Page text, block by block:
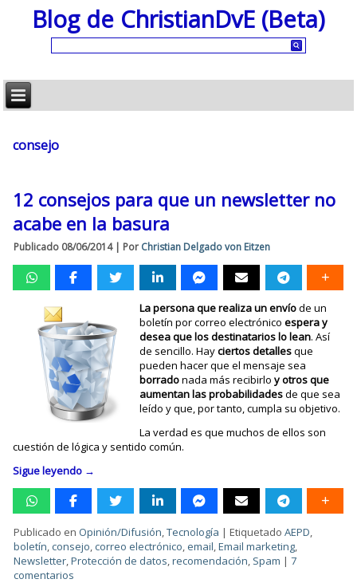
Blog de ChristianDvE (Beta)
consejo
12 consejos para que un newsletter no
acabe en la basura
Publicado 08/06/2014| Por Christian Delgado von Eitzen
La persona que realiza un envíode un
boletín por correo electrónico espera y
desea que los destinatarios lo lean. Así
de sencillo. Hayciertos detallesque
pueden hacer que el mensaje sea
borradonada más recibirlo y otros que
aumentan las probabilidadesde que sea
leído y que, por tanto, cumpla su objetivo.
La verdad es que muchos de ellos son
cuestión de lógica y sentido común.
Sigue leyendo →
Publicado en Opinión/Difusión,Tecnología |Etiquetado AEPD,
boletín,consejo,correo electrónico, email,Email marketing,
Newsletter,Protección de datos,recomendación, Spam |7
comentarios